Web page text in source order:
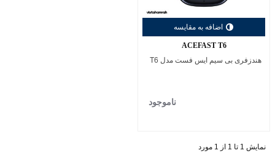
اضافه به مقایسه
ACEFAST T6
هندزفری بی سیم ایس فست مدل T6
ناموجود
نمایش 1 تا 1 از 1 مورد